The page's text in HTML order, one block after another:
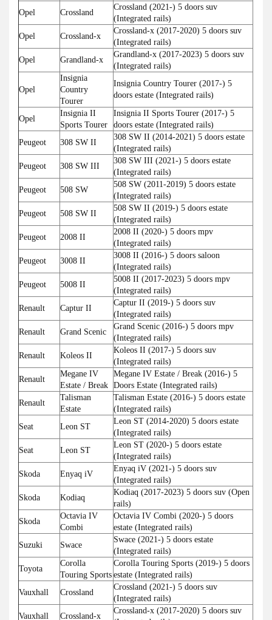
Opel
Crossland
Crossland (2021-) 5 doors suv
(Integrated rails)
Opel
Crossland-x
Crossland-x (2017-2020) 5 doors suv
(Integrated rails)
Opel
Grandland-x
Grandland-x (2017-2023) 5 doors suv
(Integrated rails)
Opel
Insignia
Country
Tourer
Insignia Country Tourer (2017-) 5
doors estate (Integrated rails)
Opel
Insignia II
Sports Tourer
Insignia II Sports Tourer (2017-) 5
doors estate (Integrated rails)
Peugeot
308 SW II
308 SW II (2014-2021) 5 doors estate
(Integrated rails)
Peugeot
308 SW III
308 SW III (2021-) 5 doors estate
(Integrated rails)
Peugeot
508 SW
508 SW (2011-2019) 5 doors estate
(Integrated rails)
Peugeot
508 SW II
508 SW II (2019-) 5 doors estate
(Integrated rails)
Peugeot
2008 II
2008 II (2020-) 5 doors mpv
(Integrated rails)
Peugeot
3008 II
3008 II (2016-) 5 doors saloon
(Integrated rails)
Peugeot
5008 II
5008 II (2017-2023) 5 doors mpv
(Integrated rails)
Renault
Captur II
Captur II (2019-) 5 doors suv
(Integrated rails)
Renault
Grand Scenic
Grand Scenic (2016-) 5 doors mpv
(Integrated rails)
Renault
Koleos II
Koleos II (2017-) 5 doors suv
(Integrated rails)
Renault
Megane IV
Estate / Break
Megane IV Estate / Break (2016-) 5
Doors Estate (Integrated rails)
Renault
Talisman
Estate
Talisman Estate (2016-) 5 doors estate
(Integrated rails)
Seat
Leon ST
Leon ST (2014-2020) 5 doors estate
(Integrated rails)
Seat
Leon ST
Leon ST (2020-) 5 doors estate
(Integrated rails)
Skoda
Enyaq iV
Enyaq iV (2021-) 5 doors suv
(Integrated rails)
Skoda
Kodiaq
Kodiaq (2017-2023) 5 doors suv (Open
rails)
Skoda
Octavia IV
Combi
Octavia IV Combi (2020-) 5 doors
estate (Integrated rails)
Suzuki
Swace
Swace (2021-) 5 doors estate
(Integrated rails)
Toyota
Corolla
Touring Sports
Corolla Touring Sports (2019-) 5 doors
estate (Integrated rails)
Vauxhall
Crossland
Crossland (2021-) 5 doors suv
(Integrated rails)
Vauxhall
Crossland-x
Crossland-x (2017-2020) 5 doors suv